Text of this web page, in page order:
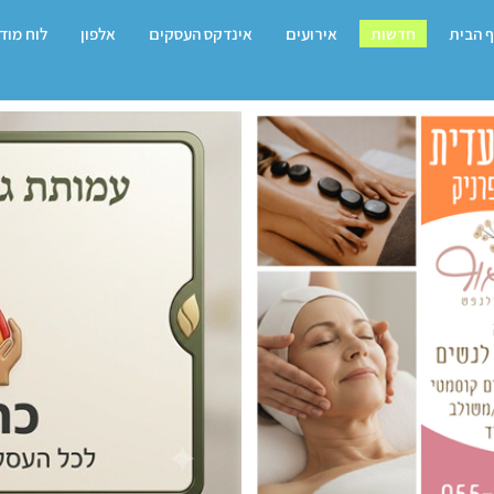
הבית חדשות אירועים אינדקס העסקים אלפון לוח